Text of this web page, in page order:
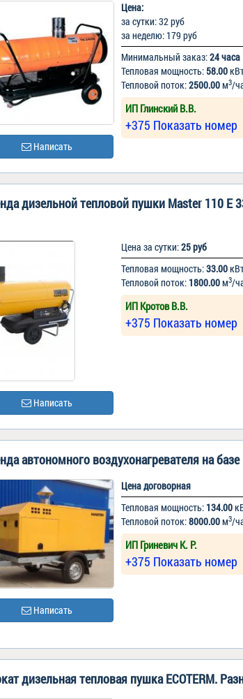
Написать
Цена:
за сутки: 32 руб
за неделю: 179 руб
Минимальный заказ:24 часа
Тепловая мощность: 58.00
Тепловой поток:2500.00м3/
ИП Глинский В.В.
+375 Показать номер
дизельной тепловой пушки Master 110 E
Написать
Цена за сутки:25 руб
Тепловая мощность:33.00
Тепловой поток: 1800.00м3/
ИП Кротов В.В.
+375 Показать номер
автономного воздухонагревателя на
Написать
Цена договорная
Тепловая мощность: 134.00
Тепловой поток:8000.00м3/
ИП Гриневич К. Р.
+375 Показать номер
дизельная тепловая пушка ECOTERM.